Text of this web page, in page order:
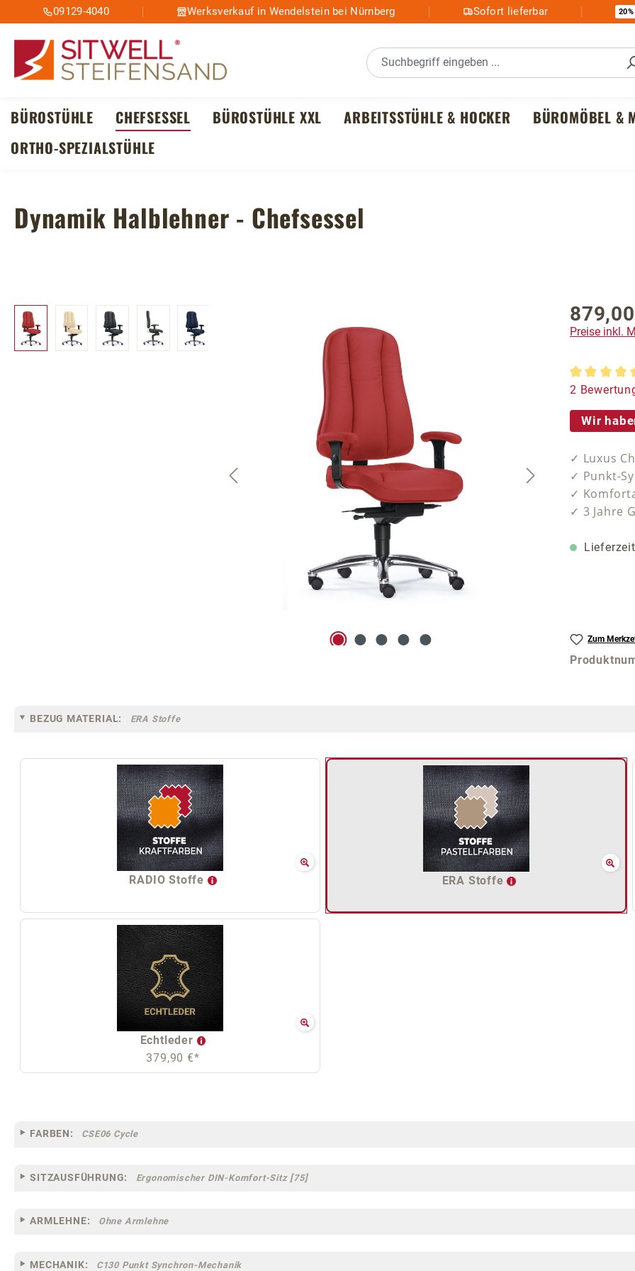
Hauptinhalt springen
Zur Suche springen
Zur Hauptnavigation springen
09129-4040 Werksverkauf in Wendelstein bei Nürnberg Sofort lieferbar 20%
BÜROSTÜHLE CHEFSESSEL BÜROSTÜHLE XXL ARBEITSSTÜHLE & HOCKER BÜROMÖBEL &
ORTHO-SPEZIALSTÜHLE
Dynamik Halblehner - Chefsessel
Bildergalerie überspringen Regulärer
Preise inkl.
2
Wir
✓ Luxus
✓ Punkt-
✓
✓ 3 Jahre
Zum
BEZUG MATERIAL: ERA Stoffe
RADIO Stoffe ERA Stoffe
Echtleder
379,90 €*
FARBEN: CSE06 Cycle
SITZAUSFÜHRUNG: Ergonomischer DIN-Komfort-Sitz [75]
ARMLEHNE: Ohne Armlehne
MECHANIK: C130 Punkt Synchron-Mechanik